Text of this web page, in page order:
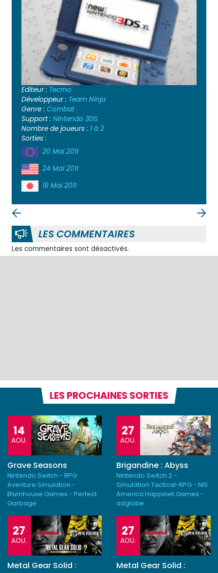
Editeur : Tecmo
Développeur : Team Ninja
Genre : Combat
Support : Nintendo 3DS
Nombre de joueurs : 1 à 2
Sorties :
20 Mai 2011
24 Mai 2011
19 Mai 2011
LES COMMENTAIRES
Les commentaires sont désactivés.
LES PROCHAINES SORTIES
14
AOU.
Grave Seasons
Nintendo Switch - RPG
Aventure Simulation -
Blumhouse Games - Perfect
Garbage
27
AOU.
Brigandine : Abyss
Nintendo Switch 2 -
Simulation Tactical-RPG - NIS
America Happinet Games -
adglobe
27
AOU.
Metal Gear Solid :
27
AOU.
Metal Gear Solid :